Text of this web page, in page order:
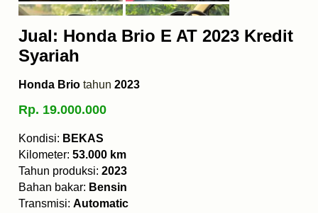
Jual: Honda Brio E AT 2023 Kredit
Syariah
Honda Brio tahun 2023
Rp. 19.000.000
Kondisi: BEKAS
Kilometer: 53.000 km
Tahun produksi: 2023
Bahan bakar: Bensin
Transmisi: Automatic